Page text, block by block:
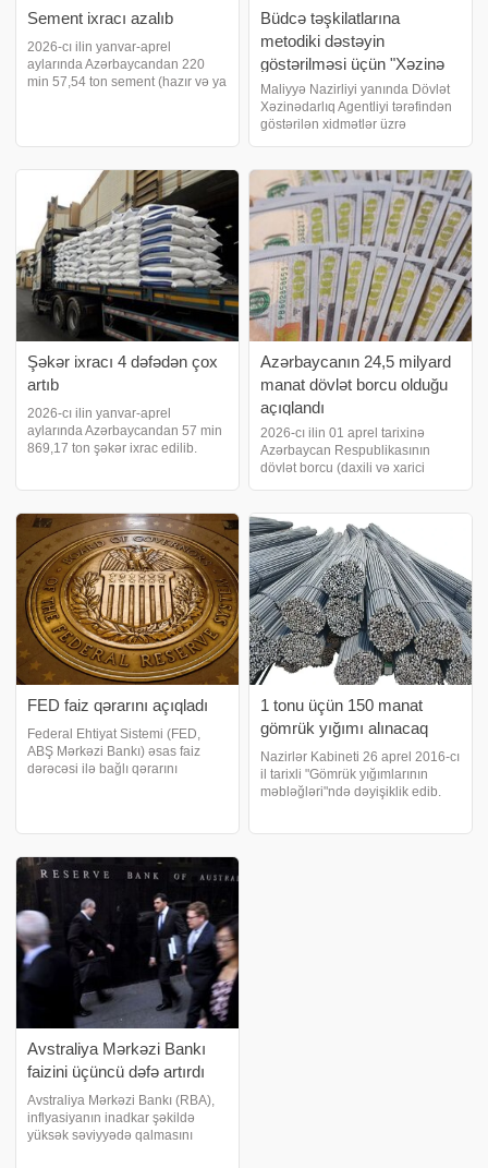
Sement ixracı azalıb
2026-cı ilin yanvar-aprel
aylarında Azərbaycandan 220
min 57,54 ton sement (hazır və ya
etmişdi. Beləliklə, sement ixracını
Büdcə təşkilatlarına
metodiki dəstəyin
göstərilməsi üçün "Xəzinə
Bələdçisi" hazırlanıb
Maliyyə Nazirliyi yanında Dövlət
Xəzinədarlıq Agentliyi tərəfindən
göstərilən xidmətlər üzrə
metodiki dəstəyin göstərilməsi
üçün "Xəzinə Bələdçisi"
hazırlanıb
Şəkər ixracı 4 dəfədən çox
artıb
2026-cı ilin yanvar-aprel
aylarında Azərbaycandan 57 min
869,17 ton şəkər ixrac edilib.
həcmi illik müqayisədə 44 min
201,5
Azərbaycanın 24,5 milyard
manat dövlət borcu olduğu
açıqlandı
2026-cı ilin 01 aprel tarixinə
Azərbaycan Respublikasının
dövlət borcu (daxili və xarici
üzrə 130 milyard 873,5 milyon
manat məbləğində
proqnozlaşdırılan Ümum
FED faiz qərarını açıqladı
Federal Ehtiyat Sistemi (FED,
ABŞ Mərkəzi Bankı) əsas faiz
dərəcəsi ilə bağlı qərarını
diapazonunda saxlamaq
qərarına gəliblər. FED 2025-c
1 tonu üçün 150 manat
gömrük yığımı alınacaq
Nazirlər Kabineti 26 aprel 2016-cı
il tarixli "Gömrük yığımlarının
məbləğləri"ndə dəyişiklik edib.
Avstraliya Mərkəzi Bankı
faizini üçüncü dəfə artırdı
Avstraliya Mərkəzi Bankı (RBA),
inflyasiyanın inadkar şəkildə
yüksək səviyyədə qalmasını